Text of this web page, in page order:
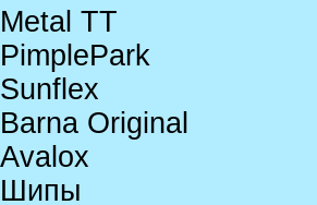
Metal TT
PimplePark
Sunflex
Barna Original
Avalox
Шипы